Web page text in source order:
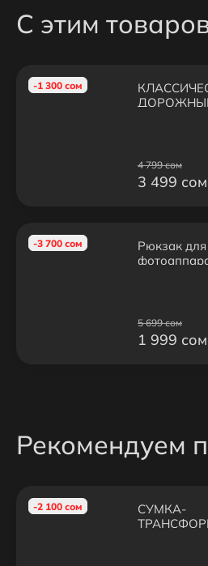
С этим
-1 300 сом
4 799 сом
3 499 сом
-3 700 сом
Рюкзак для
5 699 сом
1 999 сом
Рекомендуем
-2 100 сом
СУМКА-